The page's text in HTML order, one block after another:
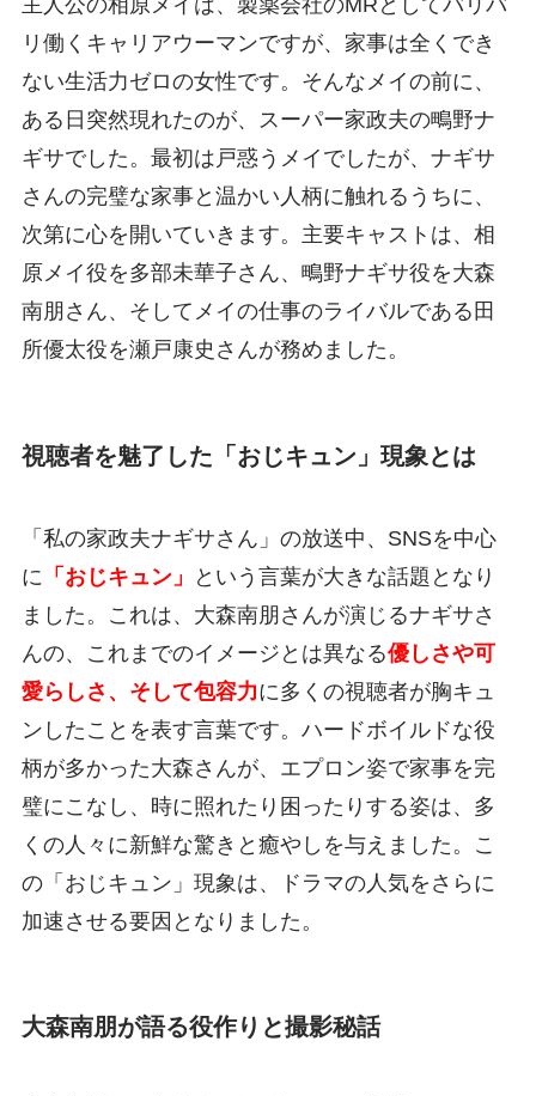
主人公の相原メイは、製薬会社のMRとしてバリバ
リ働くキャリアウーマンですが、家事は全くでき
ない生活力ゼロの女性です。そんなメイの前に、
ある日突然現れたのが、スーパー家政夫の鴫野ナ
ギサでした。最初は戸惑うメイでしたが、ナギサ
さんの完璧な家事と温かい人柄に触れるうちに、
次第に心を開いていきます。主要キャストは、相
原メイ役を多部未華子さん、鴫野ナギサ役を大森
南朋さん、そしてメイの仕事のライバルである田
所優太役を瀬戸康史さんが務めました。
視聴者を魅了した「おじキュン」現象とは
「私の家政夫ナギサさん」の放送中、SNSを中心
に 「おじキュン」
という言葉が大きな話題となり
ました。これは、大森南朋さんが演じるナギサさ
んの、これまでのイメージとは異なる優しさや可
愛らしさ、そして包容力に多くの視聴者が胸キュ
ンしたことを表す言葉です。ハードボイルドな役
柄が多かった大森さんが、エプロン姿で家事を完
璧にこなし、時に照れたり困ったりする姿は、多
くの人々に新鮮な驚きと癒やしを与えました。こ
の「おじキュン」現象は、ドラマの人気をさらに
加速させる要因となりました。
大森南朋が語る役作りと撮影秘話